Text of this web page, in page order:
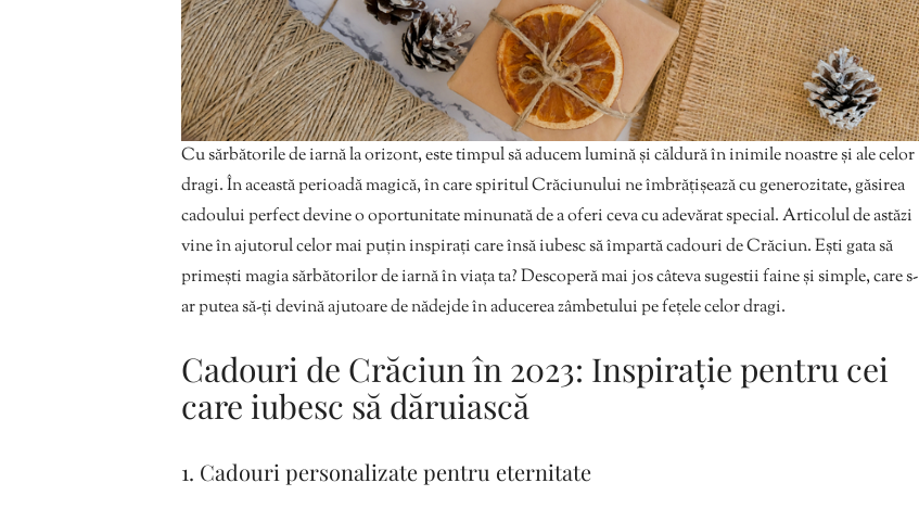
Cu sărbătorile de iarnă la orizont, este timpul să aducem lumină și căldură în inimile noastre și ale celor
dragi. În această perioadă magică, în care spiritul Crăciunului ne îmbrățișează cu generozitate, găsirea
cadoului perfect devine o oportunitate minunată de a oferi ceva cu adevărat special. Articolul de astăzi
vine în ajutorul celor mai puțin inspirați care însă iubesc să împartă cadouri de Crăciun. Ești gata să
primești magia sărbătorilor de iarnă în viața ta? Descoperă mai jos câteva sugestii faine și simple, care s-
ar putea să-ți devină ajutoare de nădejde în aducerea zâmbetului pe fețele celor dragi.
Cadouri de Crăciun în 2023: Inspirație pentru cei
care iubesc să dăruiască
1. Cadouri personalizate pentru eternitate